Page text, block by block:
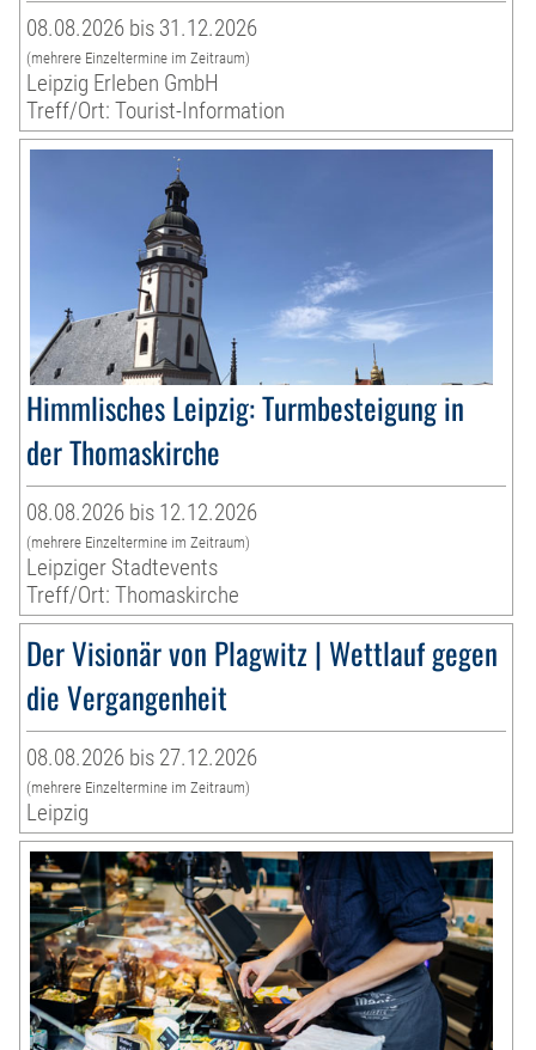
08.08.2026 bis 31.12.2026
(mehrere Einzeltermine im Zeitraum)
Leipzig Erleben GmbH
Treff/Ort: Tourist-Information
Himmlisches Leipzig: Turmbesteigung in
der Thomaskirche
08.08.2026 bis 12.12.2026
(mehrere Einzeltermine im Zeitraum)
Leipziger Stadtevents
Treff/Ort: Thomaskirche
Der Visionär von Plagwitz | Wettlauf gegen
die Vergangenheit
08.08.2026 bis 27.12.2026
(mehrere Einzeltermine im Zeitraum)
Leipzig